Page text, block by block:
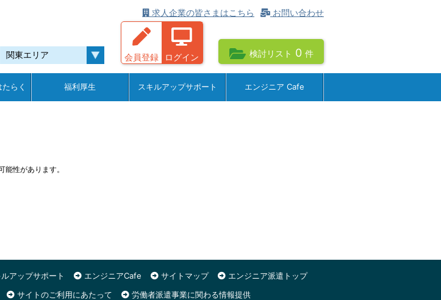
お問い合わせ
求人企業の皆さまはこちら
会員登録 ログイン 検討リスト 0 件
らく 福利厚生 スキルアップサポート エンジニア Cafe
性があります。
ルアップサポート エンジニアCafe サイトマップ
エンジニア派遣トップ
サイトのご利用にあたって 労働者派遣事業に関わる情報提供